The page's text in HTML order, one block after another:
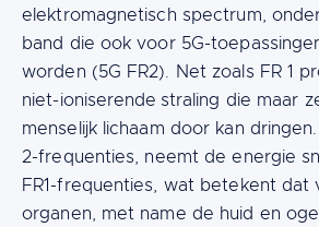
elektromagnetisch spectrum,
band die ook voor 5G-
worden (5G FR2). Net zoals FR 1
niet-ioniserende straling die maar
menselijk lichaam door kan
2-frequenties, neemt de energie
FR1-frequenties, wat betekent dat
organen, met name de huid en